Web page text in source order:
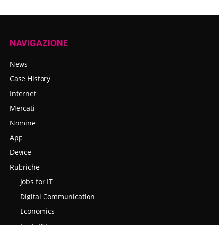
NAVIGAZIONE
News
Case History
Internet
Mercati
Nomine
App
Device
Rubriche
Jobs for IT
Digital Communication
Economics